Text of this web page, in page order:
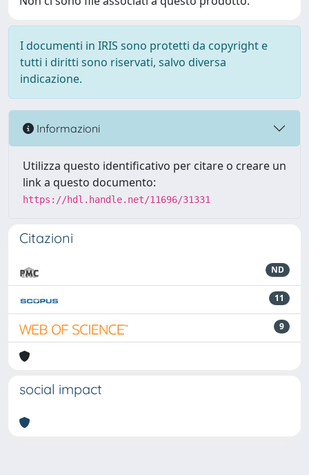
I documenti in IRIS sono protetti da copyright e
tutti i diritti sono riservati, salvo diversa
indicazione.
Informazioni
Utilizza questo identificativo per citare o creare un
link a questo documento:
https://hdl.handle.net/11696/31331
Citazioni
ND
11
9
social impact